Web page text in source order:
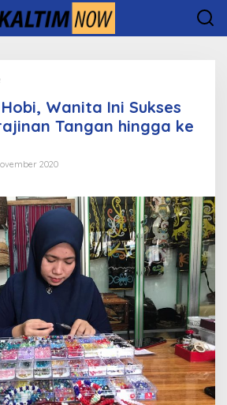
Hobi,
Wanita
Ini
Pasarkan
hingga
ke
Luar
Negeri
Wanita Ini Sukses
Tangan hingga ke
2020